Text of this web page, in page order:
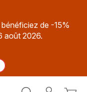
de -15%
août 2026.